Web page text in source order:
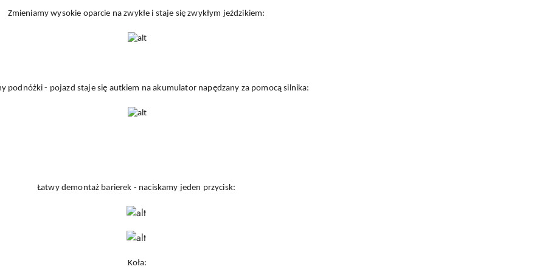
Zmieniamy wysokie oparcie na zwykłe i staje się zwykłym jeździkiem:
podnóżki - pojazd staje się autkiem na akumulator napędzany za pomocą silnika:
Łatwy demontaż barierek - naciskamy jeden przycisk:
Koła: